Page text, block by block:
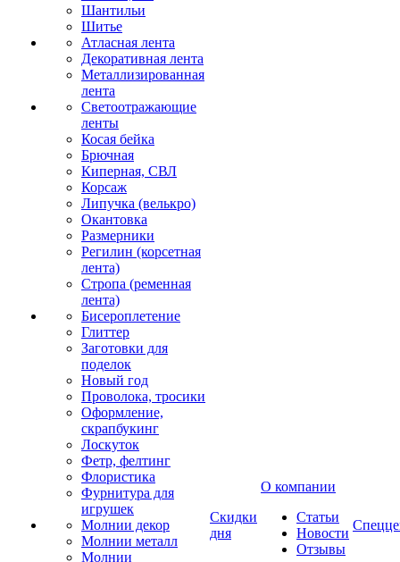
Шантильи
Шитье
Атласная лента
Декоративная лента
Металлизированная
лента
Светоотражающие
ленты
Косая бейка
Брючная
Киперная, СВЛ
Корсаж
Липучка (велькро)
Окантовка
Размерники
Регилин (корсетная
лента)
Стропа (ременная
лента)
Бисероплетение
Глиттер
Заготовки для
поделок
Новый год
Проволока, тросики
Оформление,
скрапбукинг
Лоскуток
Фетр, фелтинг
Флористика
Фурнитура для
игрушек
Молнии декор
Молнии металл
Молнии
Скидки
дня
О компании
Статьи
Новости
Отзывы